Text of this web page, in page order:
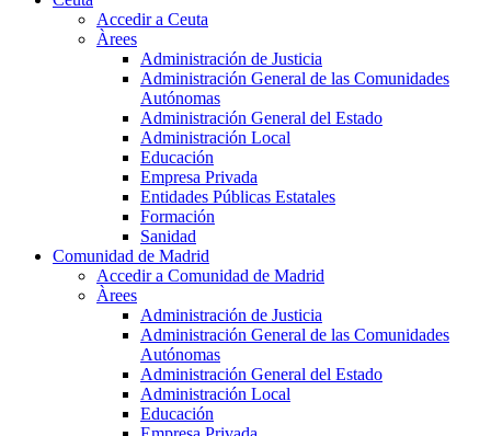
Accedir a Ceuta
Àrees
Administración de Justicia
Administración General de las Comunidades
Autónomas
Administración General del Estado
Administración Local
Educación
Empresa Privada
Entidades Públicas Estatales
Formación
Sanidad
Comunidad de Madrid
Accedir a Comunidad de Madrid
Àrees
Administración de Justicia
Administración General de las Comunidades
Autónomas
Administración General del Estado
Administración Local
Educación